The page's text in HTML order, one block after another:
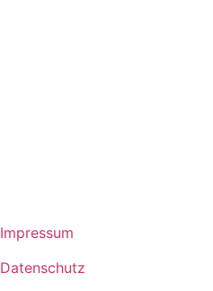
Impressum
Datenschutz